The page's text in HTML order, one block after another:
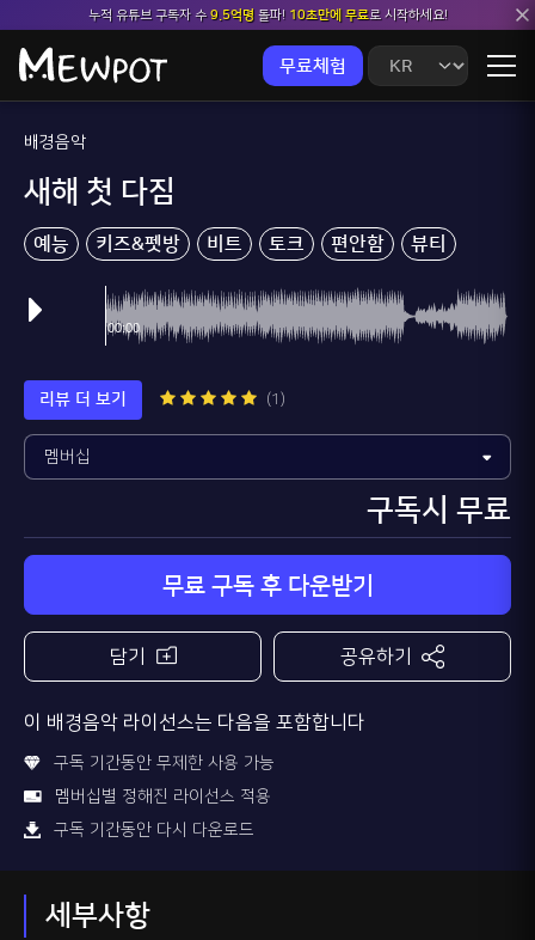
누적 유튜브 구독자 수9.5억명돌파! 10초만에 무료로 시작하세요!
무료체험
배경음악
새해 첫 다짐
예능 키즈&펫방 비트 토크 편안함 뷰티
리뷰 더 보기 (1)
구독시 무료
무료 구독 후 다운받기
담기 공유하기
이 배경음악 라이선스는 다음을 포함합니다
구독 기간동안 무제한 사용 가능
멤버십별 정해진 라이선스 적용
구독 기간동안 다시 다운로드
세부사항